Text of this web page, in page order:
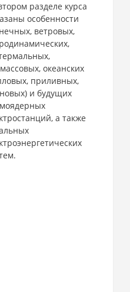
разделе курса
особенности
ветровых,
океанских
приливных,
и будущих
а также